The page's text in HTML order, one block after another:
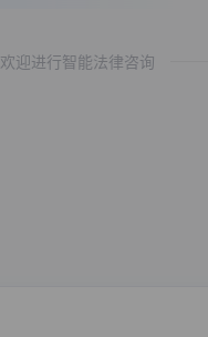
欢迎进行智能法律咨询